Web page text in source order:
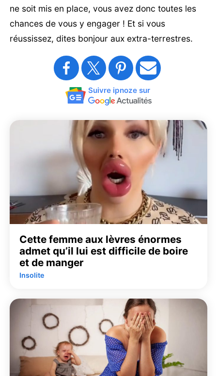
ne soit mis en place, vous avez donc toutes les
chances de vous y engager ! Et si vous
réussissez, dites bonjour aux extra-terrestres.
Suivre ipnoze sur
Cette femme aux lèvres énormes
admet qu’il lui est difficile de boire
et de manger
Insolite